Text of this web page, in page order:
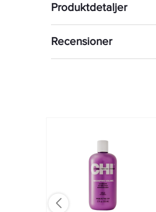
Produktdetaljer
Recensioner